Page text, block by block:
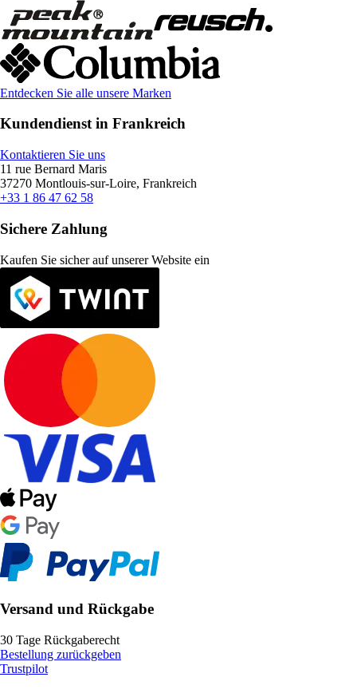
Entdecken Sie alle unsere Marken
Kundendienst in Frankreich
Kontaktieren Sie uns
11 rue Bernard Maris
37270 Montlouis-sur-Loire, Frankreich
+33 1 86 47 62 58
Sichere Zahlung
Kaufen Sie sicher auf unserer Website ein
Versand und Rückgabe
30 Tage Rückgaberecht
Bestellung zurückgeben
Trustpilot